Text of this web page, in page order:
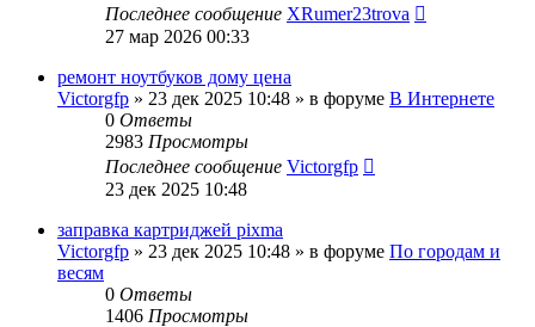
Последнее сообщение XRumer23trova
27 мар 2026 00:33
ремонт ноутбуков дому цена
Victorgfp » 23 дек 2025 10:48 » в форуме В Интернете
0 Ответы
2983 Просмотры
Последнее сообщение Victorgfp
23 дек 2025 10:48
заправка картриджей pixma
Victorgfp » 23 дек 2025 10:48 » в форуме По городам и
весям
0 Ответы
1406 Просмотры